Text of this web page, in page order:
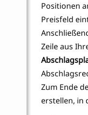
Positionen
Preisfeld
Zeile aus
Zum Ende
erstellen, in